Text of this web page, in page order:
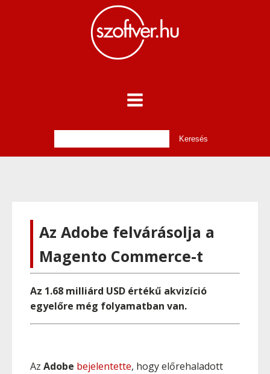
Az Adobe felvárásolja a
Magento Commerce-t
Az 1.68 milliárd USD értékű akvizíció
egyelőre még folyamatban van.
Az Adobe bejelentette, hogy előrehaladott